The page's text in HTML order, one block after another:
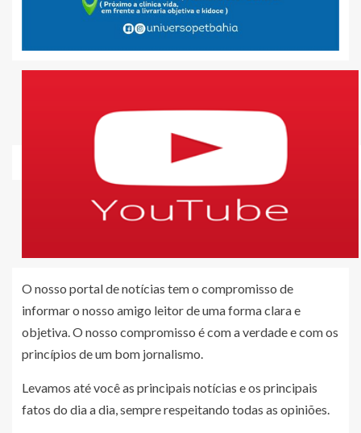
O nosso portal de notícias tem o compromisso de
informar o nosso amigo leitor de uma forma clara e
objetiva. O nosso compromisso é com a verdade e com os
princípios de um bom jornalismo.
Levamos até você as principais notícias e os principais
fatos do dia a dia, sempre respeitando todas as opiniões.